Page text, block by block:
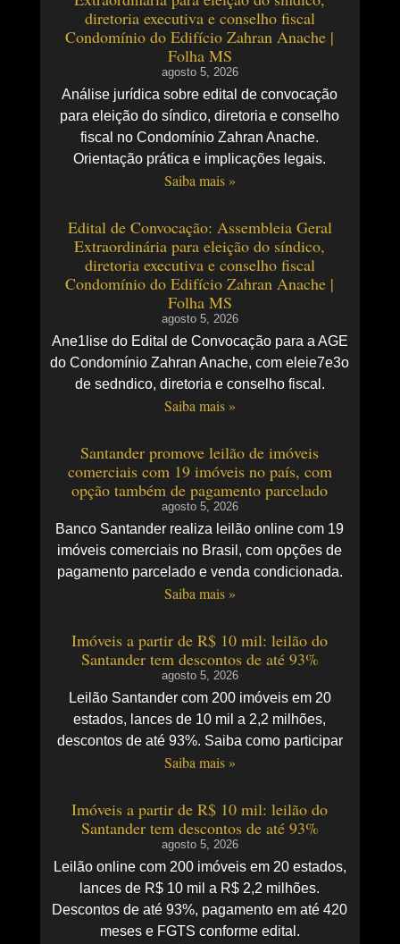
diretoria executiva e conselho fiscal
Condomínio do Edifício Zahran Anache |
Folha MS
agosto 5, 2026
Análise jurídica sobre edital de convocação
para eleição do síndico, diretoria e conselho
fiscal no Condomínio Zahran Anache.
Orientação prática e implicações legais.
Saiba mais »
Edital de Convocação: Assembleia Geral
Extraordinária para eleição do síndico,
diretoria executiva e conselho fiscal
Condomínio do Edifício Zahran Anache |
Folha MS
agosto 5, 2026
Ane1lise do Edital de Convocação para a AGE
do Condomínio Zahran Anache, com eleie7e3o
de sedndico, diretoria e conselho fiscal.
Saiba mais »
Santander promove leilão de imóveis
comerciais com 19 imóveis no país, com
opção também de pagamento parcelado
agosto 5, 2026
Banco Santander realiza leilão online com 19
imóveis comerciais no Brasil, com opções de
pagamento parcelado e venda condicionada.
Saiba mais »
Imóveis a partir de R$ 10 mil: leilão do
Santander tem descontos de até 93%
agosto 5, 2026
Leilão Santander com 200 imóveis em 20
estados, lances de 10 mil a 2,2 milhões,
descontos de até 93%. Saiba como participar
Saiba mais »
Imóveis a partir de R$ 10 mil: leilão do
Santander tem descontos de até 93%
agosto 5, 2026
Leilão online com 200 imóveis em 20 estados,
lances de R$ 10 mil a R$ 2,2 milhões.
Descontos de até 93%, pagamento em até 420
meses e FGTS conforme edital.